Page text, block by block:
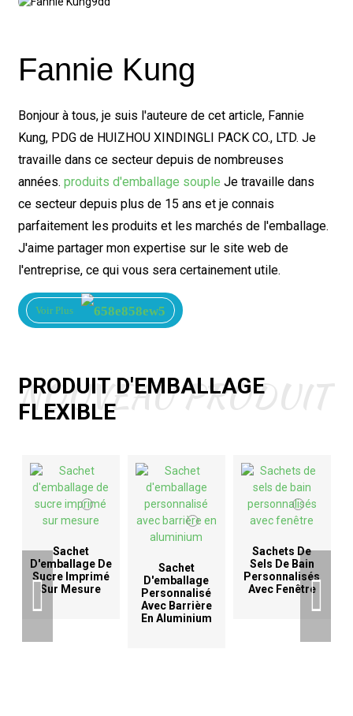
Fannie Kung
Bonjour à tous, je suis l'auteure de cet article, Fannie
Kung, PDG de HUIZHOU XINDINGLI PACK CO., LTD. Je
travaille dans ce secteur depuis de nombreuses
années. produits d'emballage souple Je travaille dans
ce secteur depuis plus de 15 ans et je connais
parfaitement les produits et les marchés de l'emballage.
J'aime partager mon expertise sur le site web de
l'entreprise, ce qui vous sera certainement utile.
Voir Plus
PRODUIT D'EMBALLAGE
FLEXIBLE
NOUVEAU PRODUIT
Sachet
D'emballage De
Sucre Imprimé
Sur Mesure
Sachet
D'emballage
Personnalisé
Avec Barrière
En Aluminium
Sachets De
Sels De Bain
Personnalisés
Avec Fenêtre